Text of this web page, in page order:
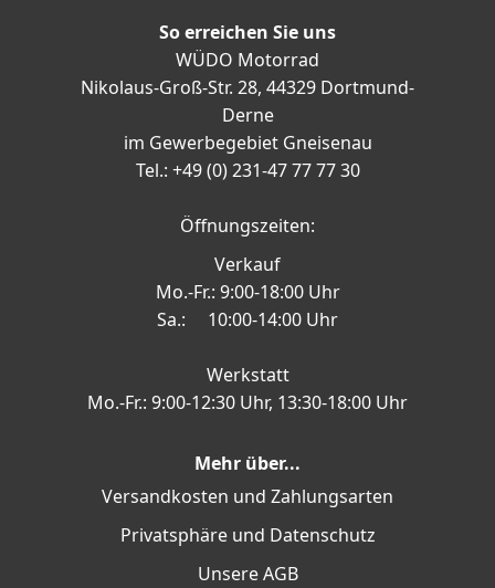
So erreichen Sie uns
WÜDO Motorrad
Nikolaus-Groß-Str. 28, 44329 Dortmund-
Derne
im Gewerbegebiet Gneisenau
Tel.: +49 (0) 231-47 77 77 30
Öffnungszeiten:
Verkauf
Mo.-Fr.: 9:00-18:00 Uhr
Sa.: 10:00-14:00 Uhr
Werkstatt
Mo.-Fr.: 9:00-12:30 Uhr, 13:30-18:00 Uhr
Mehr über...
Versandkosten und Zahlungsarten
Privatsphäre und Datenschutz
Unsere AGB